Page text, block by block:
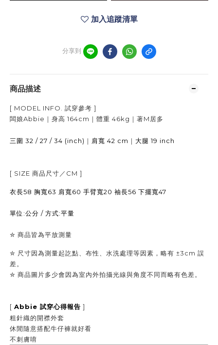
加入追蹤清單
分享到
商品描述
[ MODEL INFO. 試穿參考 ]
闆娘Abbie｜身高 164cm ｜體重 46kg ｜著M居多
三圍 32 / 27 / 34 (inch) ｜ 肩寬 42 cm ｜ 大腿 19 inch
[ SIZE 商品尺寸／ CM ]
衣長58 胸寬63 肩寬60 手臂寬20 袖長56 下擺寬47
單位:公分 / 方式:平量
✮ 商品皆為平放測量
✮ 尺寸因為測量起訖點、布性、水洗處理等因素，略有 ±3cm 誤
差。
✮ 商品圖片多少會因為室內外拍攝光線與角度不同而略有色差。
[ Abbie 試穿心得報告 ]
粗針織的開襟外套
休閒隨意搭配牛仔褲就好看
不刺膚唷